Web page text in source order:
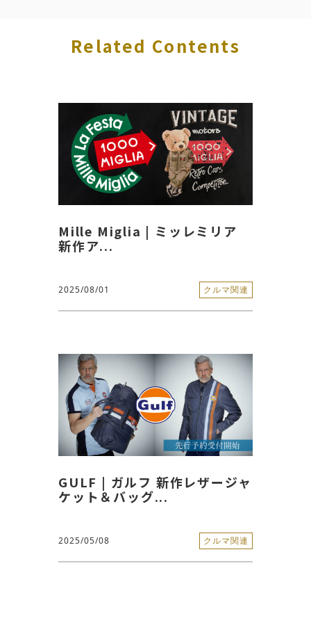
Related Contents
Mille Miglia | ミッレミリア
新作ア...
2025/08/01 クルマ関連
GULF | ガルフ 新作レザージャ
ケット＆バッグ...
2025/05/08 クルマ関連